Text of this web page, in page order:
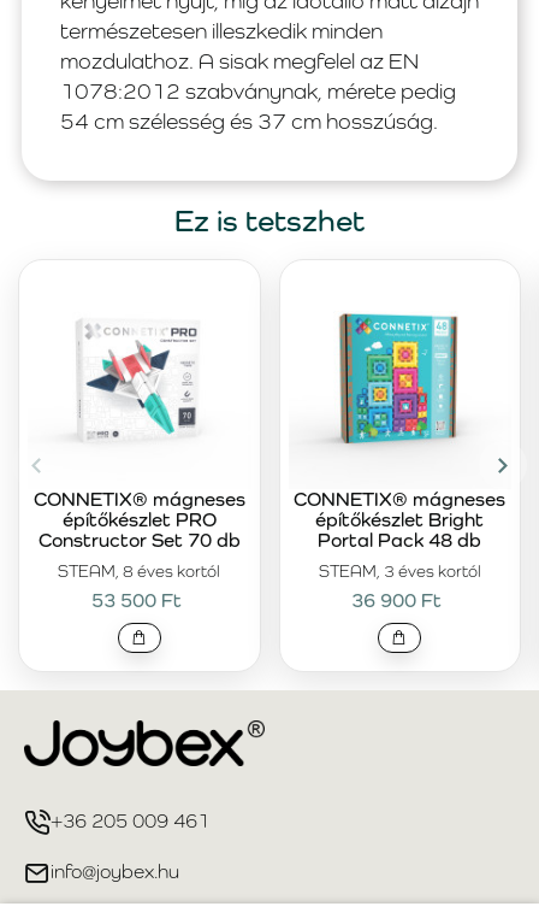
természetesen illeszkedik minden
mozdulathoz. A sisak megfelel az EN
1078:2012 szabványnak, mérete pedig
54 cm szélesség és 37 cm hosszúság.
Ez is tetszhet
STEAM, 8 éves kortól
CONNETIX® mágneses
építőkészlet PRO
Constructor Set 70 db
53 500 Ft
STEAM, 3 éves kortól
CONNETIX® mágneses
építőkészlet Bright
Portal Pack 48 db
36 900 Ft
+36 205 009 461
info@joybex.hu